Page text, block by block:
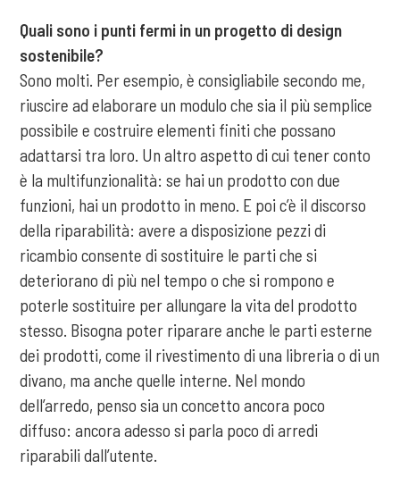
Quali sono i punti fermi in un progetto di design
sostenibile?
Sono molti. Per esempio, è consigliabile secondo me,
riuscire ad elaborare un modulo che sia il più semplice
possibile e costruire elementi finiti che possano
adattarsi tra loro. Un altro aspetto di cui tener conto
è la multifunzionalità: se hai un prodotto con due
funzioni, hai un prodotto in meno. E poi c’è il discorso
della riparabilità: avere a disposizione pezzi di
ricambio consente di sostituire le parti che si
deteriorano di più nel tempo o che si rompono e
poterle sostituire per allungare la vita del prodotto
stesso. Bisogna poter riparare anche le parti esterne
dei prodotti, come il rivestimento di una libreria o di un
divano, ma anche quelle interne. Nel mondo
dell’arredo, penso sia un concetto ancora poco
diffuso: ancora adesso si parla poco di arredi
riparabili dall’utente.